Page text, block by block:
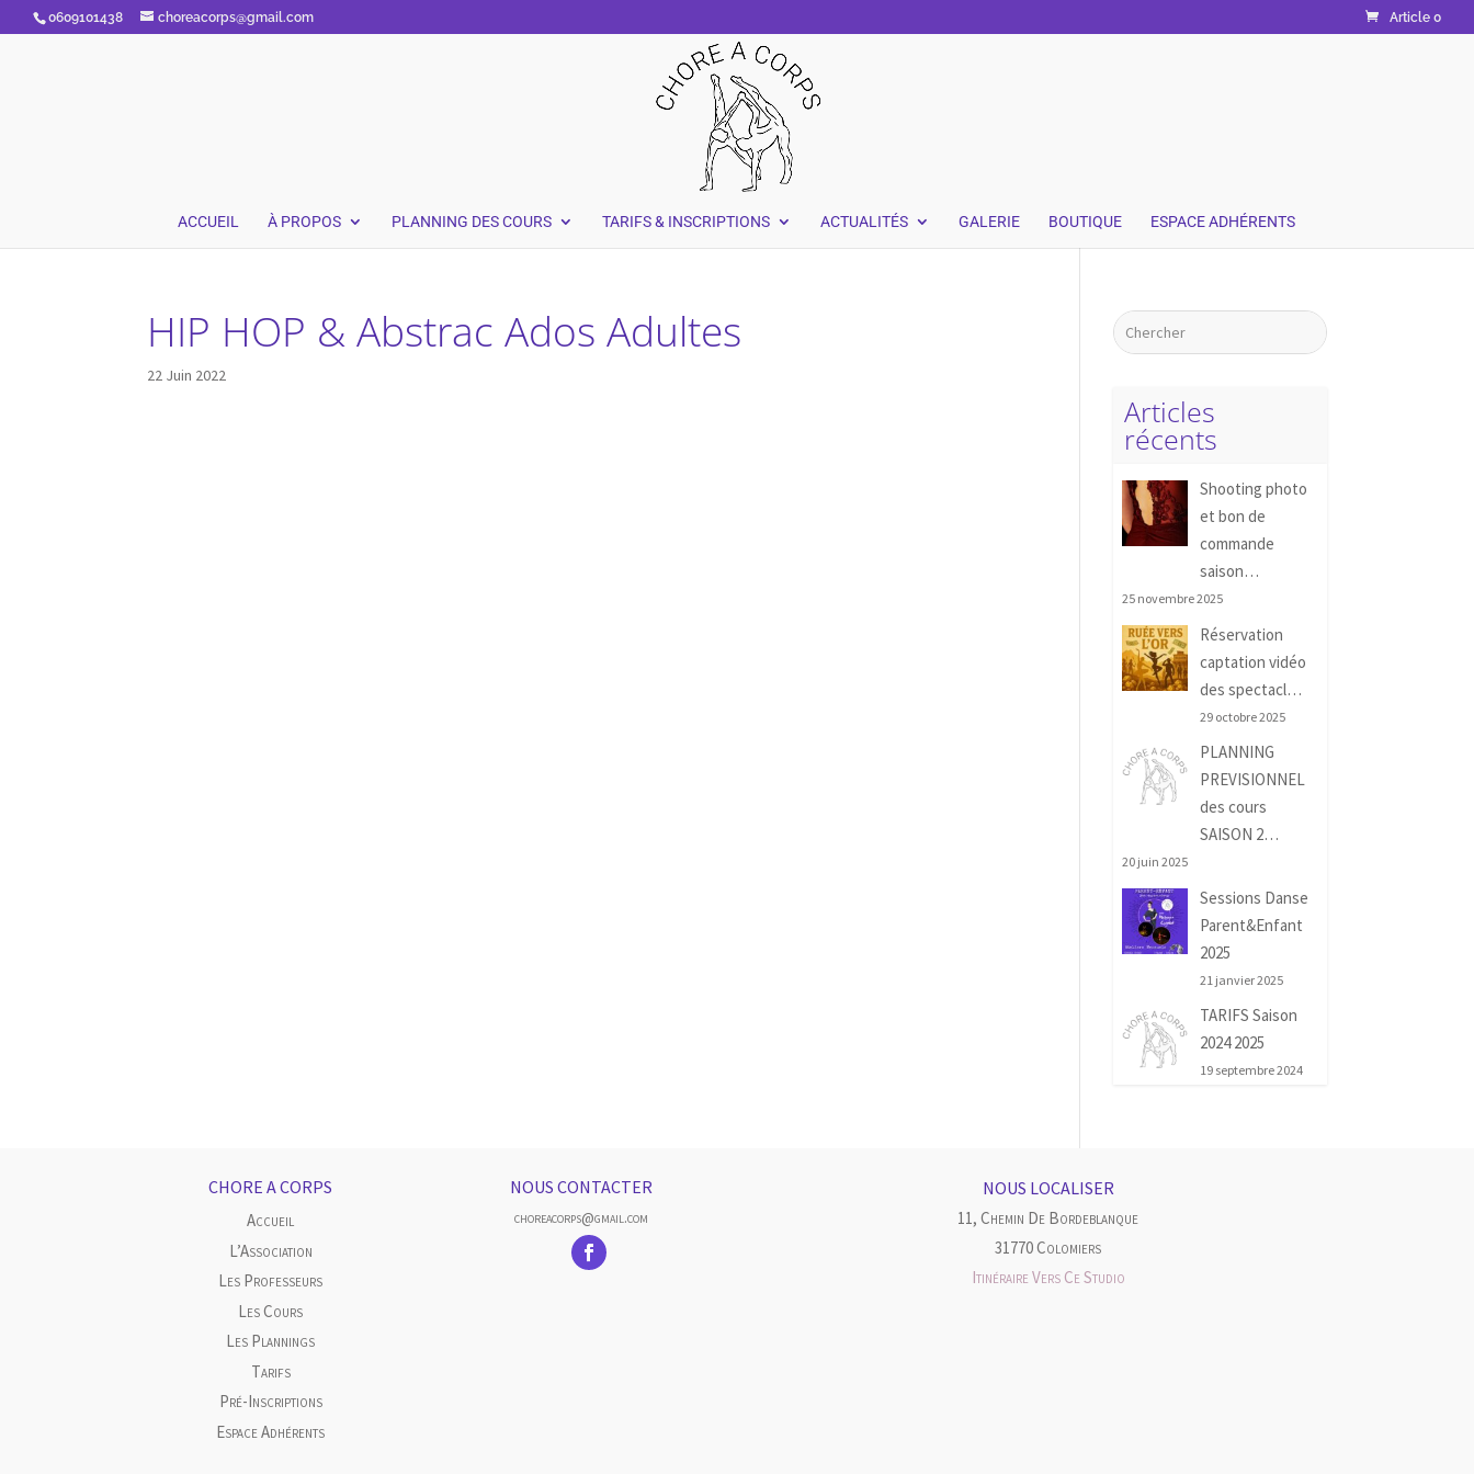
0609101438 choreacorps@gmail.com Article 0
ACCUEIL À PROPOS PLANNING DES COURS TARIFS & INSCRIPTIONS ACTUALITÉS GALERIE BOUTIQUE ESPACE ADHÉRENTS
HIP HOP & Abstrac Ados Adultes
22 Juin 2022
Articles
récents
Shooting photo
et bon de
commande
saison…
25 novembre 2025
Réservation
captation vidéo
des spectacl…
29 octobre 2025
PLANNING
PREVISIONNEL
des cours
SAISON 2…
20 juin 2025
Sessions Danse
Parent&Enfant
2025
21 janvier 2025
TARIFS Saison
2024 2025
19 septembre 2024
CHORE A CORPS
Accueil
L’Association
Les Professeurs
Les Cours
Les Plannings
Tarifs
Pré-Inscriptions
Espace Adhérents
NOUS CONTACTER
choreacorps@gmail.com
NOUS LOCALISER
11, Chemin De Bordeblanque
31770 Colomiers
Itinéraire Vers Ce Studio